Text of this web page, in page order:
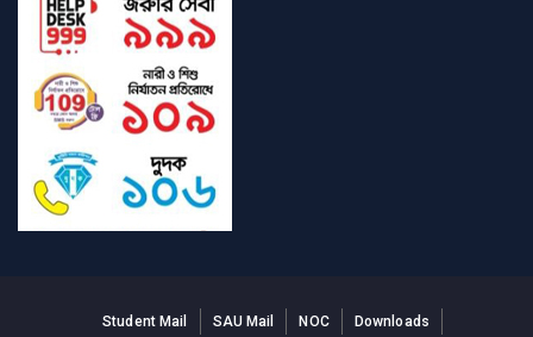
Student Mail SAU Mail NOC Downloads